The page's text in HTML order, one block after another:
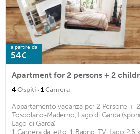
a partire da
54€
Apartment for 2 persons + 2
4Ospiti · 1Camera
Appartamento vacanza per 2 Persone +
Toscolano-Maderno, Lago di Garda
Lago di Garda)
1 Camera da letto, 1 Bagno, TV, Lago 2,5